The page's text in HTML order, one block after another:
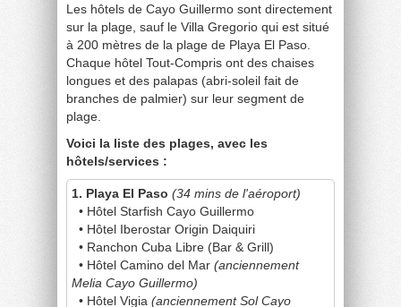
Les hôtels de Cayo Guillermo sont directement
sur la plage, sauf le Villa Gregorio qui est situé
à 200 mètres de la plage de Playa El Paso.
Chaque hôtel Tout-Compris ont des chaises
longues et des palapas (abri-soleil fait de
branches de palmier) sur leur segment de
plage.
Voici la liste des plages, avec les
hôtels/services :
1. Playa El Paso (34 mins de l'aéroport)
• Hôtel Starfish Cayo Guillermo
• Hôtel Iberostar Origin Daiquiri
• Ranchon Cuba Libre (Bar & Grill)
• Hôtel Camino del Mar (anciennement
Melia Cayo Guillermo)
• Hôtel Vigia (anciennement Sol Cayo